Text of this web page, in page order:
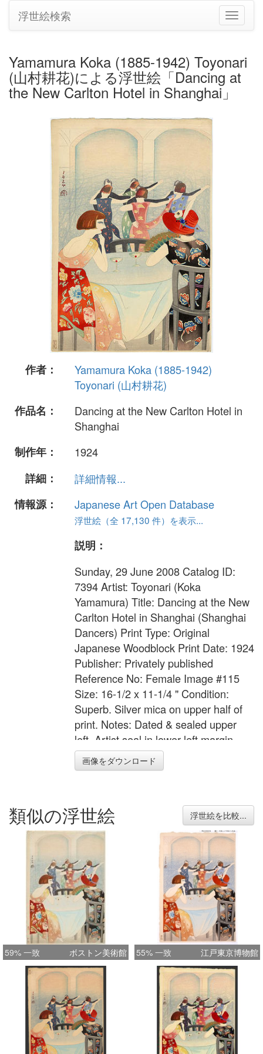
ナ
ビ
シ
ョ
浮世絵検索
Yamamura Koka (1885-1942) Toyonari
(山村耕花)による浮世絵「Dancing at
the New Carlton Hotel in Shanghai」
作者：
Yamamura Koka (1885-1942)
Toyonari (山村耕花)
作品名：
Dancing at the New Carlton Hotel in
Shanghai
制作年：
1924
詳細：
詳細情報...
情報源：
Japanese Art Open Database
浮世絵（全 17,130 件）を表示...
説明：
Sunday, 29 June 2008 Catalog ID:
7394 Artist: Toyonari (Koka
Yamamura) Title: Dancing at the New
Carlton Hotel in Shanghai (Shanghai
Dancers) Print Type: Original
Japanese Woodblock Print Date: 1924
Publisher: Privately published
Reference No: Female Image #115
Size: 16-1/2 x 11-1/4 " Condition:
Superb. Silver mica on upper half of
print. Notes: Dated & sealed upper
left. Artist seal in lower left margin
reads: "Toyonari". A RARE AND
IMPORTANT PRINT THAT
CENTURY MASTERPIECE.
画像をダウンロード
類似の浮世絵 浮世絵を比較...
59% 一致 ボストン美術館 55% 一致 江戸東京博物館